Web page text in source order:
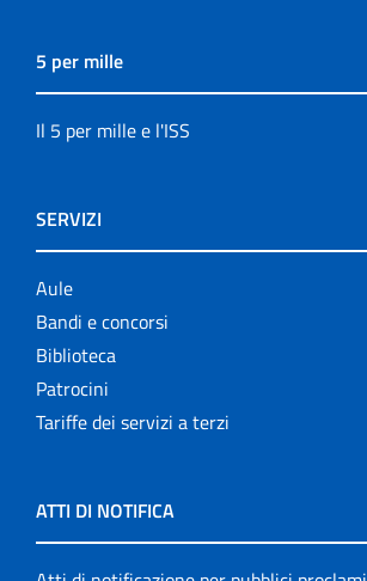
5 per mille
Il 5 per mille e l'ISS
SERVIZI
Aule
Bandi e concorsi
Biblioteca
Patrocini
Tariffe dei servizi a terzi
ATTI DI NOTIFICA